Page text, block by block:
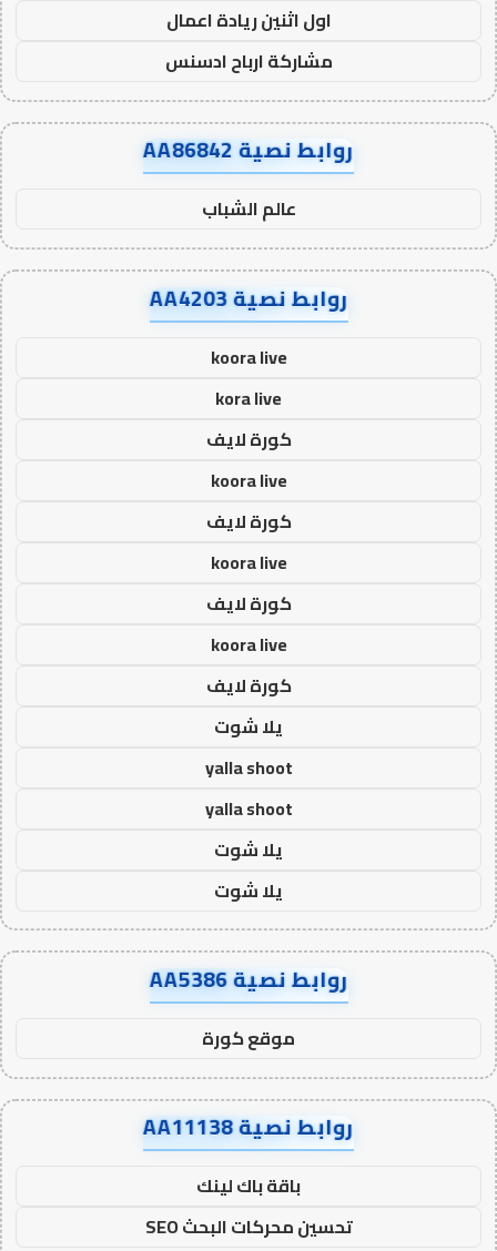
اول اثنين ريادة اعمال
مشاركة ارباح ادسنس
روابط نصية AA86842
عالم الشباب
روابط نصية AA4203
koora live
kora live
كورة لايف
koora live
كورة لايف
koora live
كورة لايف
koora live
كورة لايف
يلا شوت
yalla shoot
yalla shoot
يلا شوت
يلا شوت
روابط نصية AA5386
موقع كورة
روابط نصية AA11138
باقة باك لينك
تحسين محركات البحث SEO